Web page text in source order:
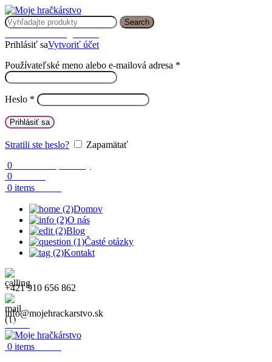
Search
Prihlásiť saVytvoriť účet
Používateľské meno alebo e-mailová adresa *
Heslo *
Prihlásiť sa
Stratili ste heslo?
Zapamätať
0
0
0 items
Domov
O nás
Blog
Časté otázky
Kontakt
+421 910 656 862
info@mojehrackarstvo.sk
Menu
0 items